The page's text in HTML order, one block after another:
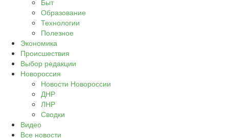
Быт
Образование
Технологии
Полезное
Экономика
Происшествия
Выбор редакции
Новороссия
Новости Новороссии
ДНР
ЛНР
Сводки
Видео
Все новости